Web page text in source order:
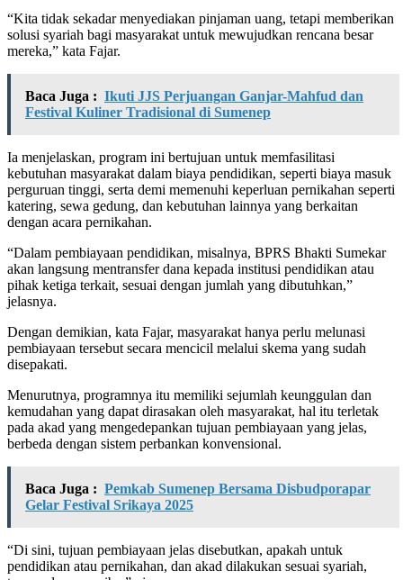
“Kita tidak sekadar menyediakan pinjaman uang, tetapi memberikan
solusi syariah bagi masyarakat untuk mewujudkan rencana besar
mereka,” kata Fajar.
Baca Juga : Ikuti JJS Perjuangan Ganjar-Mahfud dan
Festival Kuliner Tradisional di Sumenep
Ia menjelaskan, program ini bertujuan untuk memfasilitasi
kebutuhan masyarakat dalam biaya pendidikan, seperti biaya masuk
perguruan tinggi, serta demi memenuhi keperluan pernikahan seperti
katering, sewa gedung, dan kebutuhan lainnya yang berkaitan
dengan acara pernikahan.
“Dalam pembiayaan pendidikan, misalnya, BPRS Bhakti Sumekar
akan langsung mentransfer dana kepada institusi pendidikan atau
pihak ketiga terkait, sesuai dengan jumlah yang dibutuhkan,”
jelasnya.
Dengan demikian, kata Fajar, masyarakat hanya perlu melunasi
pembiayaan tersebut secara mencicil melalui skema yang sudah
disepakati.
Menurutnya, programnya itu memiliki sejumlah keunggulan dan
kemudahan yang dapat dirasakan oleh masyarakat, hal itu terletak
pada akad yang mengedepankan tujuan pembiayaan yang jelas,
berbeda dengan sistem perbankan konvensional.
Baca Juga : Pemkab Sumenep Bersama Disbudporapar
Gelar Festival Srikaya 2025
“Di sini, tujuan pembiayaan jelas disebutkan, apakah untuk
pendidikan atau pernikahan, dan akad dilakukan sesuai syariah,